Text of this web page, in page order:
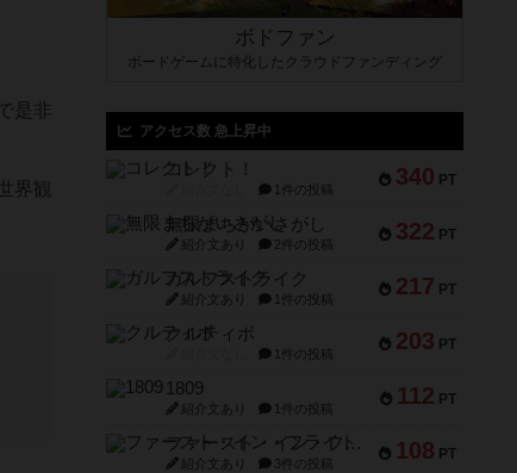
是非
界観
ボドファン
ボードゲームに特化したクラウドファンディング
アクセス数 急上昇中
340 PT
コレクト！
1件の投稿
322 PT
無限まちがいさがし
紹介文あり 2件の投稿
217 PT
ガルフストライク
紹介文あり 1件の投稿
203 PT
クルティボ
1件の投稿
112 PT
1809
紹介文あり 1件の投稿
108 PT
ファースト・イン・フライト
紹介文あり 3件の投稿